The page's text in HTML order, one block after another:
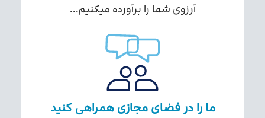
آرزوی شما را برآورده میکنیم...
ما را در فضای مجازی همراهی کنید